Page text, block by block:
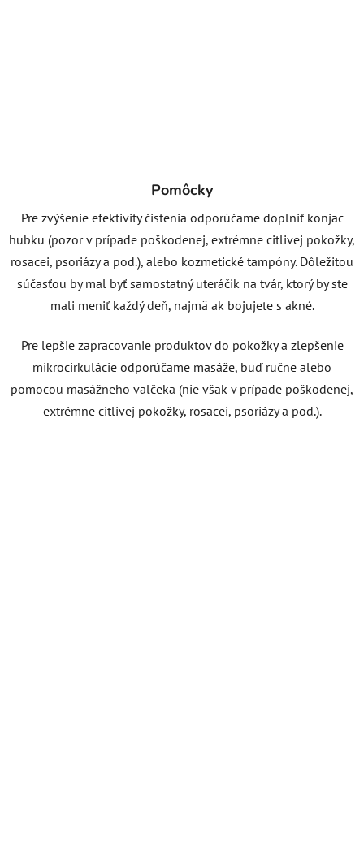
Pomôcky
Pre zvýšenie efektivity čistenia odporúčame doplniť konjac
hubku (pozor v prípade poškodenej, extrémne citlivej pokožky,
rosacei, psoriázy a pod.), alebo kozmetické tampóny. Dôležitou
súčasťou by mal byť samostatný uteráčik na tvár, ktorý by ste
mali meniť každý deň, najmä ak bojujete s akné.
Pre lepšie zapracovanie produktov do pokožky a zlepšenie
mikrocirkulácie odporúčame masáže, buď ručne alebo
pomocou masážneho valčeka (nie však v prípade poškodenej,
extrémne citlivej pokožky, rosacei, psoriázy a pod.).